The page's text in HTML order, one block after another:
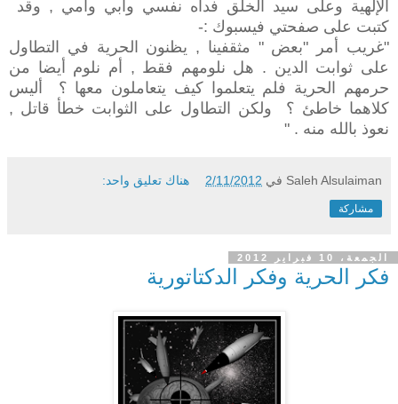
الإلهية وعلى سيد الخلق فداه نفسي وأبي وأمي , وقد
كتبت على صفحتي فيسبوك :-
"غريب أمر "بعض " مثقفينا , يظنون الحرية في التطاول
على ثوابت الدين . هل نلومهم فقط , أم نلوم أيضا من
حرمهم الحرية فلم يتعلموا كيف يتعاملون معها ؟ أليس
كلاهما خاطئ ؟ ولكن التطاول على الثوابت خطأ قاتل ,
نعوذ بالله منه . "
Saleh Alsulaiman في 2/11/2012 هناك تعليق واحد:
مشاركة
الجمعة، 10 فبراير 2012
فكر الحرية وفكر الدكتاتورية